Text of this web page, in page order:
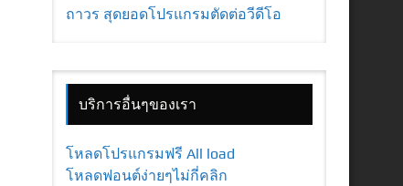
ถาวร สุดยอดโปรแกรมตัดต่อวีดีโอ
บริการอื่นๆของเรา
โหลดโปรแกรมฟรี All load
โหลดฟอนต์ง่ายๆไม่กี่คลิก